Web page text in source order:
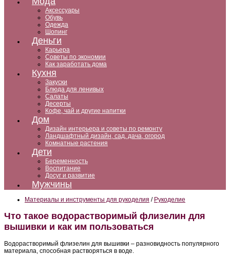
Аксессуары
Обувь
Одежда
Шопинг
Деньги
Карьера
Советы по экономии
Как заработать дома
Кухня
Закуски
Блюда для ленивых
Салаты
Десерты
Кофе, чай и другие напитки
Дом
Дизайн интерьера и советы по ремонту
Ландшафтный дизайн, сад, дача, огород
Комнатные растения
Дети
Беременность
Воспитание
Досуг и развитие
Мужчины
Материалы и инструменты для рукоделия / Рукоделие
Что такое водорастворимый флизелин для
вышивки и как им пользоваться
Водорастворимый флизелин для вышивки – разновидность популярного
материала, способная растворяться в воде.